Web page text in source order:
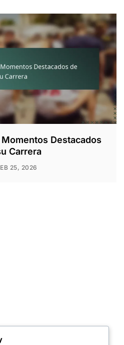
Destacados
Carrera
25, 2026